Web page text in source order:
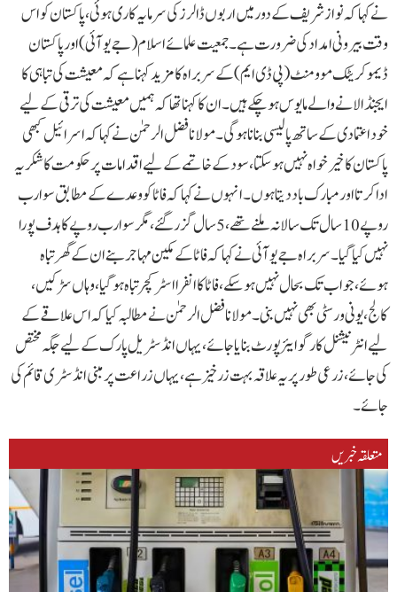
نے کہا کہ نواز شریف کے دور میں اربوں ڈالرز کی سرمایہ کاری ہوئی، پاکستان کو اس
وقت بیرونی امداد کی ضرورت ہے۔جمعیت علمائے اسلام (جے یو آئی) اور پاکستان
ڈیموکریٹک موومنٹ (پی ڈی ایم) کے سربراہ کا مزید کہنا ہے کہ معیشت کی تباہی کا
ایجنڈا لانے والے مایوس ہو چکے ہیں۔ان کا کہنا تھا کہ ہمیں معیشت کی ترقی کے لیے
خود اعتمادی کے ساتھ پالیسی بنانا ہو گی۔مولانا فضل الرحمٰن نے کہا کہ اسرائیل کبھی
پاکستان کا خیر خواہ نہیں ہو سکتا، سود کے خاتمے کے لیے اقدامات پر حکومت کا شکریہ
ادا کرتا اور مبارک باد دیتا ہوں۔انہوں نے کہا کہ فاٹا کو وعدے کے مطابق سو ارب
روپے 10 سال تک سالانہ ملنے تھے، 5 سال گزر گئے، مگر سو ارب روپے کا ہدف پورا
نہیں کیا گیا۔سربراہ جے یو آئی نے کہا کہ فاٹا کے مکین مہاجر بنے ان کے گھر تباہ
ہوئے، جو اب تک بحال نہیں ہو سکے، فاٹا کا انفرا اسٹرکچر تباہ ہو گیا، وہاں سڑکیں،
کالج، یونی ورسٹی بھی نہیں بنی۔مولانا فضل الرحمٰن نے مطالبہ کیا کہ اس علاقے کے
لیے انٹرنیشنل کارگو ایئر پورٹ بنایا جائے، یہاں انڈسٹریل پارک کے لیے جگہ مختص
کی جائے، زرعی طور پر یہ علاقہ بہت زرخیز ہے، یہاں زراعت پر مبنی انڈسٹری قائم کی
جائے۔
متعلقہ خبریں